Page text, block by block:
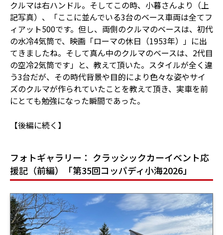
クルマは右ハンドル。そしてこの時、小暮さんより（上
記写真）、「ここに並んでいる3台のベース車両は全てフ
ィアット500です。但し、両側のクルマのベースは、初代
の水冷4気筒で、映画「ローマの休日（1953年）」に出
てきましたね。そして真ん中のクルマのベースは、2代目
の空冷2気筒です」と、教えて頂いた。スタイルが全く違
う3台だが、その時代背景や目的により色々な姿やサイ
ズのクルマが作られていたことを教えて頂き、実車を前
にとても勉強になった瞬間であった。
【後編に続く】
フォトギャラリー： クラッシックカーイベント応
援記（前編）「第35回コッパディ小海2026」